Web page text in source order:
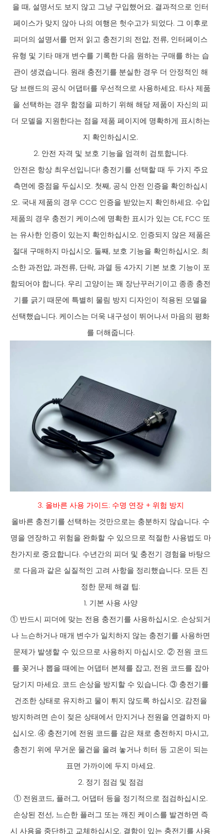
을 때, 설명서도 보지 않고 그냥 구입했어요. 결과적으로 인터
페이스가 맞지 않아 나의 여행은 헛수고가 되었다. 그 이후로
피더의 설명서를 먼저 읽고 충전기의 전압, 전류, 인터페이스
유형 및 기타 매개 변수를 기록한 다음 원하는 구매를 하는 습
관이 생겼습니다. 원래 충전기를 분실한 경우 더 안정적인 해
당 브랜드의 공식 어댑터를 우선적으로 사용하세요. 타사 제품
을 선택하는 경우 함정을 피하기 위해 해당 제품이 자신의 피
더 모델을 지원한다는 점을 제품 페이지에 명확하게 표시하는
지 확인하십시오.
2. 안전 자격 및 보호 기능을 엄격히 검토합니다.
안전은 항상 최우선입니다! 충전기를 선택할 때 두 가지 주요
측면에 중점을 두십시오. 첫째, 공식 안전 인증을 확인하십시
오. 국내 제품의 경우 CCC 인증을 받았는지 확인하세요. 수입
제품의 경우 충전기 케이스에 명확한 표시가 있는 CE, FCC 또
는 유사한 인증이 있는지 확인하십시오. 인증되지 않은 제품은
절대 구매하지 마십시오. 둘째, 보호 기능을 확인하십시오. 최
소한 과전압, 과전류, 단락, 과열 등 4가지 기본 보호 기능이 포
함되어야 합니다. 우리 고양이는 꽤 장난꾸러기이고 종종 충전
기를 긁기 때문에 특별히 물림 방지 디자인이 적용된 모델을
선택했습니다. 케이스는 더욱 내구성이 뛰어나서 마음의 평화
를 더해줍니다.
3. 올바른 사용 가이드: 수명 연장 + 위험 방지
올바른 충전기를 선택하는 것만으로는 충분하지 않습니다. 수
명을 연장하고 위험을 완화할 수 있으므로 적절한 사용법도 마
찬가지로 중요합니다. 수년간의 피더 및 충전기 경험을 바탕으
로 다음과 같은 실질적인 고려 사항을 정리했습니다. 모든 진
정한 문제 해결 팁:
1. 기본 사용 사양
① 반드시 피더에 맞는 전용 충전기를 사용하십시오. 손상되거
나 느슨하거나 매개 변수가 일치하지 않는 충전기를 사용하면
문제가 발생할 수 있으므로 사용하지 마십시오. ② 전원 코드
를 꽂거나 뽑을 때에는 어댑터 본체를 잡고, 전원 코드를 잡아
당기지 마세요. 코드 손상을 방지할 수 있습니다. ③ 충전기를
건조한 상태로 유지하고 물이 튀지 않도록 하십시오. 감전을
방지하려면 손이 젖은 상태에서 만지거나 전원을 연결하지 마
십시오. ④ 충전기에 전원 코드를 감은 채로 충전하지 마시고,
충전기 위에 무거운 물건을 올려 놓거나 히터 등 고온이 되는
표면 가까이에 두지 마세요.
2. 정기 점검 및 점검
① 전원코드, 플러그, 어댑터 등을 정기적으로 점검하십시오.
손상된 전선, 느슨한 플러그 또는 깨진 케이스를 발견하면 즉
시 사용을 중단하고 교체하십시오. 결함이 있는 충전기를 사용